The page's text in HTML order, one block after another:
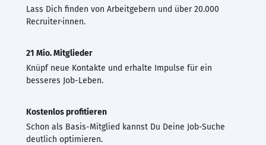
Lass Dich finden von Arbeitgebern und über 20.000
Recruiter·innen.
21 Mio. Mitglieder
Knüpf neue Kontakte und erhalte Impulse für ein
besseres Job-Leben.
Kostenlos profitieren
Schon als Basis-Mitglied kannst Du Deine Job-Suche
deutlich optimieren.